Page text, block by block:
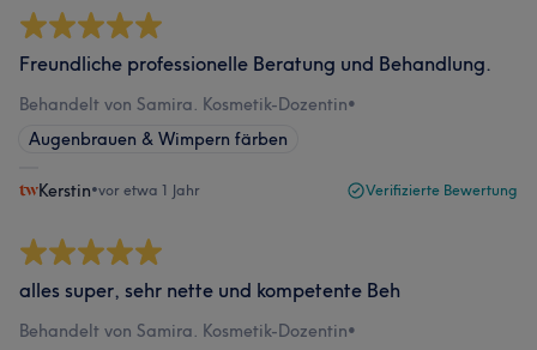
Freundliche professionelle Beratung und Behandlung.
Behandelt von Samira. Kosmetik-Dozentin•
Augenbrauen & Wimpern färben
Kerstin•vor etwa 1 Jahr Verifizierte Bewertung
alles super, sehr nette und kompetente Beh
Behandelt von Samira. Kosmetik-Dozentin•